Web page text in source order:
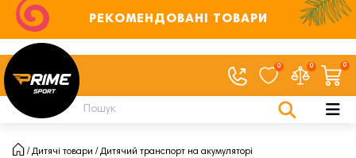
РЕКОМЕНДОВАНІ ТОВАРИ
0 0 0
Дитячі товари Дитячий транспорт на акумуляторі